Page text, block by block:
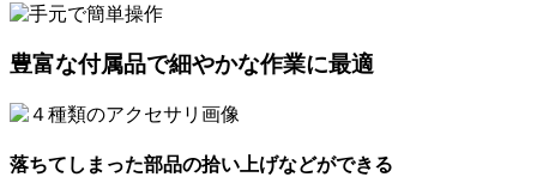
豊富な付属品で細やかな作業に最適
落ちてしまった部品の拾い上げなどができる